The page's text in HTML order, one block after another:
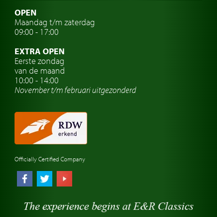
Zweedse oldtimers
Oldtimer verzekering
Oldtimer reizen
Oldtimerwerkplaats
Automerk horloges
Classic cars Nederland
OPEN
Maandag t/m zaterdag
09:00 - 17:00
EXTRA OPEN
Eerste zondag
van de maand
10:00 - 14:00
November t/m februariuitgezonderd
Officially Certified Company